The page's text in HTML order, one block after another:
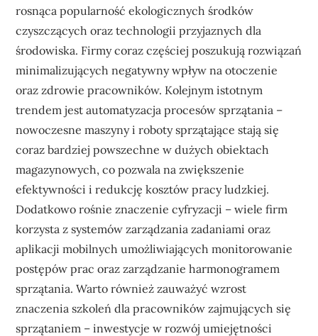
rosnąca popularność ekologicznych środków
czyszczących oraz technologii przyjaznych dla
środowiska. Firmy coraz częściej poszukują rozwiązań
minimalizujących negatywny wpływ na otoczenie
oraz zdrowie pracowników. Kolejnym istotnym
trendem jest automatyzacja procesów sprzątania –
nowoczesne maszyny i roboty sprzątające stają się
coraz bardziej powszechne w dużych obiektach
magazynowych, co pozwala na zwiększenie
efektywności i redukcję kosztów pracy ludzkiej.
Dodatkowo rośnie znaczenie cyfryzacji – wiele firm
korzysta z systemów zarządzania zadaniami oraz
aplikacji mobilnych umożliwiających monitorowanie
postępów prac oraz zarządzanie harmonogramem
sprzątania. Warto również zauważyć wzrost
znaczenia szkoleń dla pracowników zajmujących się
sprzątaniem – inwestycje w rozwój umiejętności